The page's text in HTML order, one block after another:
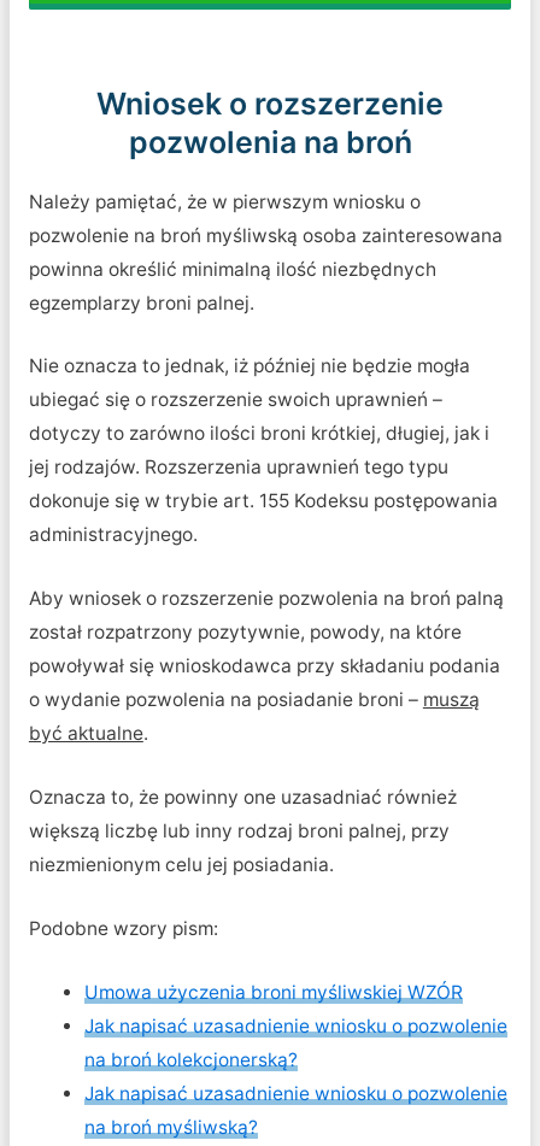
Wniosek o rozszerzenie
pozwolenia na broń
Należy pamiętać, że w pierwszym wniosku o
pozwolenie na broń myśliwską osoba zainteresowana
powinna określić minimalną ilość niezbędnych
egzemplarzy broni palnej.
Nie oznacza to jednak, iż później nie będzie mogła
ubiegać się o rozszerzenie swoich uprawnień –
dotyczy to zarówno ilości broni krótkiej, długiej, jak i
jej rodzajów. Rozszerzenia uprawnień tego typu
dokonuje się w trybie art. 155 Kodeksu postępowania
administracyjnego.
Aby wniosek o rozszerzenie pozwolenia na broń palną
został rozpatrzony pozytywnie, powody, na które
powoływał się wnioskodawca przy składaniu podania
o wydanie pozwolenia na posiadanie broni – muszą
być aktualne.
Oznacza to, że powinny one uzasadniać również
większą liczbę lub inny rodzaj broni palnej, przy
niezmienionym celu jej posiadania.
Podobne wzory pism:
Umowa użyczenia broni myśliwskiej WZÓR
Jak napisać uzasadnienie wniosku o pozwolenie
na broń kolekcjonerską?
Jak napisać uzasadnienie wniosku o pozwolenie
na broń myśliwską?